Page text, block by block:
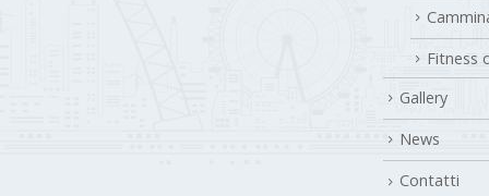
Fitness
Gallery
News
Contatti